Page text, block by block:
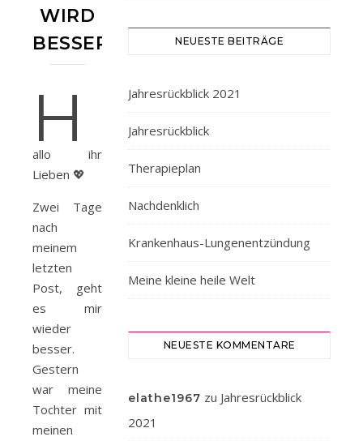
WIRD
BESSER
H
allo ihr
Lieben 💖
Zwei Tage
nach
meinem
letzten
Post, geht
es mir
wieder
besser.
Gestern
war meine
Tochter mit
meinen
NEUESTE BEITRÄGE
Jahresrückblick 2021
Jahresrückblick
Therapieplan
Nachdenklich
Krankenhaus-Lungenentzündung
Meine kleine heile Welt
NEUESTE KOMMENTARE
elathe1967 zu Jahresrückblick
2021